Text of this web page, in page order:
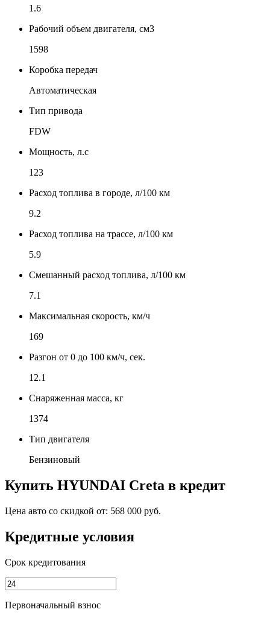
1.6
Рабочий объем двигателя, см3
1598
Коробка передач
Автоматическая
Тип привода
FDW
Мощность, л.с
123
Расход топлива в городе, л/100 км
9.2
Расход топлива на трассе, л/100 км
5.9
Смешанный расход топлива, л/100 км
7.1
Максимальная скорость, км/ч
169
Разгон от 0 до 100 км/ч, сек.
12.1
Снаряженная масса, кг
1374
Тип двигателя
Бензиновый
Купить HYUNDAI Creta в кредит
Цена авто со скидкой от: 568 000 руб.
Кредитные условия
Срок кредитования
Первоначальный взнос